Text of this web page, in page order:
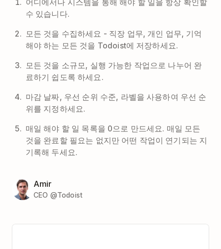
어디에서나 시스템을 통해 해야 할 일을 항상 확인할
수 있습니다.
모든 것을 수집하세요 - 직장 업무, 개인 업무, 기억
해야 하는 모든 것을 Todoist에 저장하세요.
모든 것을 소규모, 실행 가능한 작업으로 나누어 완
료하기 쉽도록 하세요.
마감 날짜, 우선 순위 수준, 라벨을 사용하여 우선 순
위를 지정하세요.
매일 해야 할 일 목록을 0으로 만드세요. 매일 모든
것을 완료할 필요는 없지만 어떤 작업이 연기되는 지
기록해 두세요.
Amir
CEO @Todoist